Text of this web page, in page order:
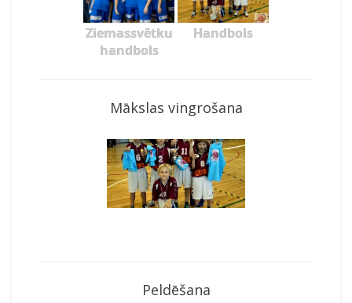
Ziemassvētku
handbols
Handbols
Mākslas vingrošana
Peldēšana